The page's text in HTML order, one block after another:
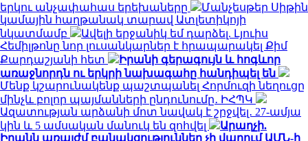
երկու անչափահաս երեխաները
Մանչեսթեր Սիթին
կամային հաղթանակ տարավ Ատլետիկոյի
նկատմամբ
Ավելի երջանիկ եմ դարձել. Լյուիս
Հեմիլթոնը նոր լուսանկարներ է հրապարակել Քիմ
Քարդաշյանի հետ
Իրանի գերագույն և հոգևոր
առաջնորդն ու երկրի նախագահը հանդիպել են
Մենք կշարունակենք պաշտպանել Հորմուզի նեղուցը
մինչև բոլոր պայմանների ընդունումը․ ԻՀՊԿ
Ազատության արձանի մոտ նավակ է շրջվել․ 27-ամյա
կին և 5 ամսական մանուկ են զոհվել
Արաղչի.
Իրանն առայժմ բանակցություններ չի վարում ԱՄՆ-ի